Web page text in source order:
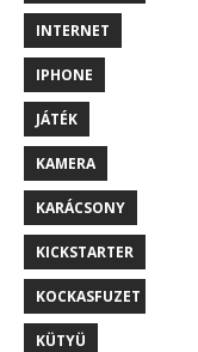
INTERNET
IPHONE
JÁTÉK
KAMERA
KARÁCSONY
KICKSTARTER
KOCKASFUZET
KÜTYÜ